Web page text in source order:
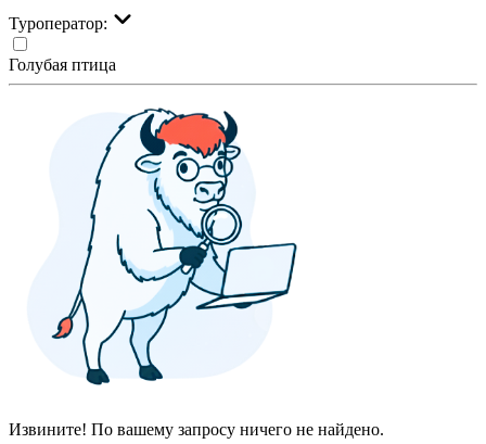
Туроператор:
Голубая птица
Извините! По вашему запросу ничего не найдено.